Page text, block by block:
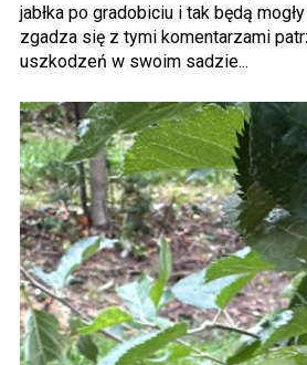
jabłka po gradobiciu i tak będą
zgadza się z tymi komentarzami
uszkodzeń w swoim sadzie...